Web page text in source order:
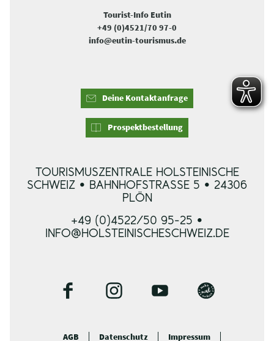
Tourist-Info Eutin
+49 (0)4521/70 97-0
info@eutin-tourismus.de
Deine Kontaktanfrage
Prospektbestellung
TOURISMUSZENTRALE HOLSTEINISCHE
SCHWEIZ • BAHNHOFSTRASSE 5 • 24306 P
LÖN
+49 (0)4522/50 95-25 •
INFO@HOLSTEINISCHESCHWEIZ.DE
F
I
Y
B
AGB Datenschutz Impressum